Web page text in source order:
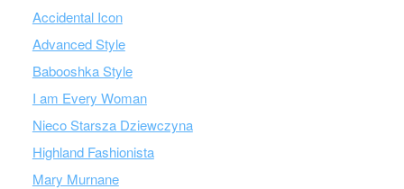
Accidental Icon
Advanced Style
Babooshka Style
I am Every Woman
Nieco Starsza Dziewczyna
Highland Fashionista
Mary Murnane